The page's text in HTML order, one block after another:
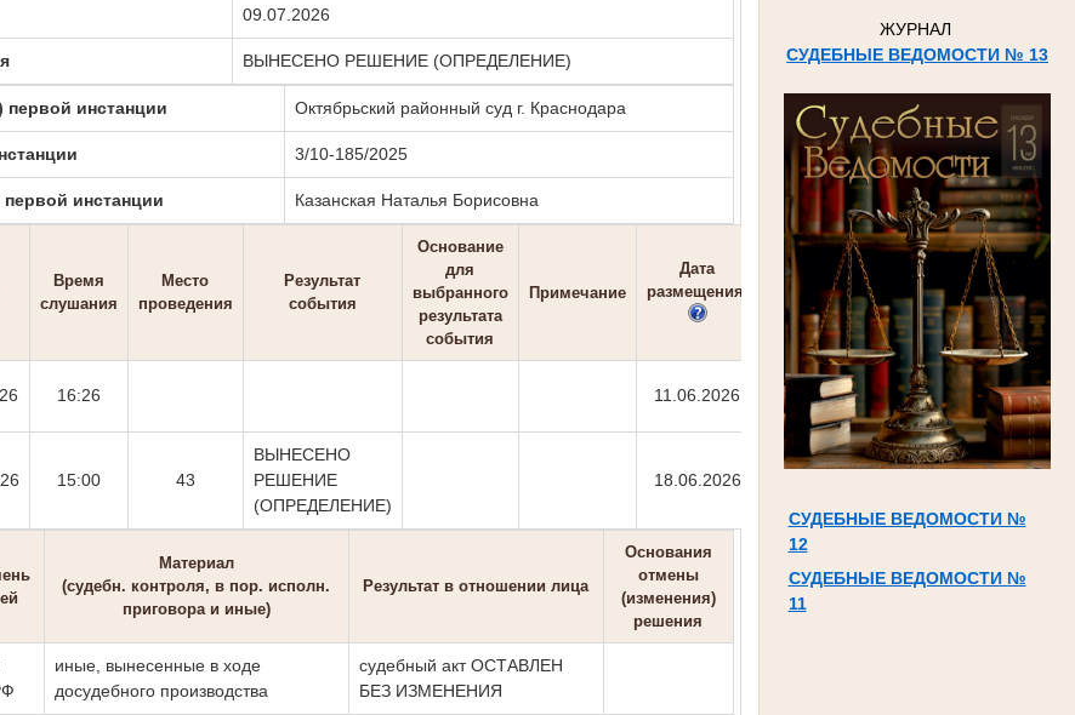
ЖУРНАЛ
СУДЕБНЫЕ ВЕДОМОСТИ № 13
СУДЕБНЫЕ ВЕДОМОСТИ №
12
СУДЕБНЫЕ ВЕДОМОСТИ №
11
09.07.2026
ВЫНЕСЕНО РЕШЕНИЕ (ОПРЕДЕЛЕНИЕ)
первой инстанции Октябрьский районный суд г. Краснодара
3/10-185/2025
инстанции Казанская Наталья Борисовна
Время
слушания
Место
проведения
Результат
события
Основание
для
выбранного
результата
события
Примечание
Дата
размещения
16:26 11.06.2026
15:00 43
ВЫНЕСЕНО
РЕШЕНИЕ
(ОПРЕДЕЛЕНИЕ)
18.06.2026
Материал
(судебн. контроля, в пор. исполн.
приговора и иные)
Результат в отношении лица
Основания
отмены
(изменения)
решения
иные, вынесенные в ходе
досудебного производства
судебный акт ОСТАВЛЕН
БЕЗ ИЗМЕНЕНИЯ